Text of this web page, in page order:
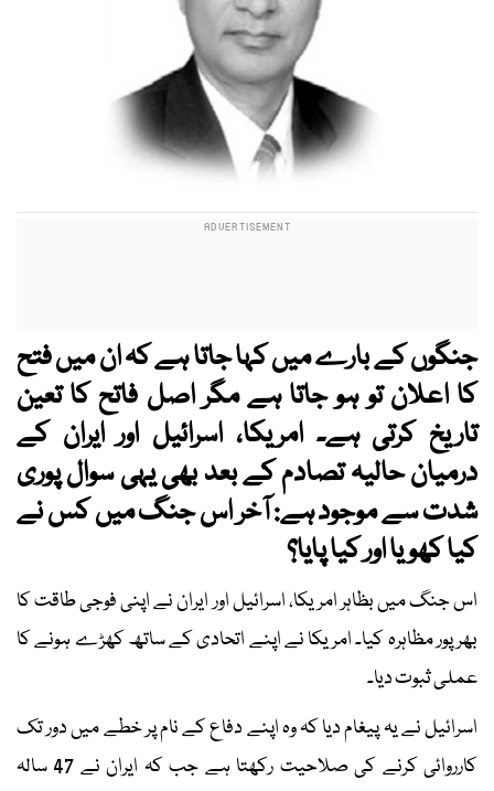
جنگوں کے بارے میں کہا جاتا ہے کہ ان میں فتح
کا اعلان تو ہو جاتا ہے مگر اصل فاتح کا تعین
تاریخ کرتی ہے۔ امریکا، اسرائیل اور ایران کے
درمیان حالیہ تصادم کے بعد بھی یہی سوال پوری
شدت سے موجود ہے: آخر اس جنگ میں کس نے
کیا کھویا اور کیا پایا؟
اس جنگ میں بظاہر امریکا، اسرائیل اور ایران نے اپنی فوجی طاقت کا
بھرپور مظاہرہ کیا۔ امریکا نے اپنے اتحادی کے ساتھ کھڑے ہونے کا
عملی ثبوت دیا۔
اسرائیل نے یہ پیغام دیا کہ وہ اپنے دفاع کے نام پر خطے میں دور تک
کارروائی کرنے کی صلاحیت رکھتا ہے جب کہ ایران نے 47 سالہ